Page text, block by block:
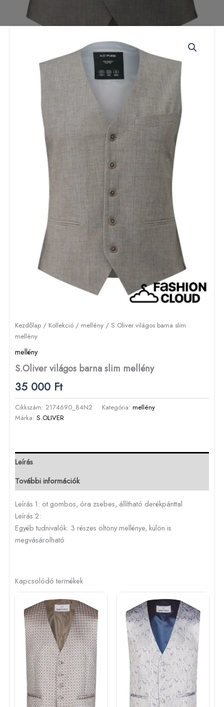
Kezdőlap / Kollekció / mellény / S.Oliver világos barna slim
mellény
mellény
S.Oliver világos barna slim mellény
35 000 Ft
Cikkszám: 2174690_84N2 Kategória: mellény
Márka: S.OLIVER
Leírás
További információk
Leírás 1: öt gombos, óra zsebes, állítható derékpánttal
Leírás 2:
Egyéb tudnivalók: 3 részes öltöny mellénye, külön is
megvásárolható
Kapcsolódó termékek